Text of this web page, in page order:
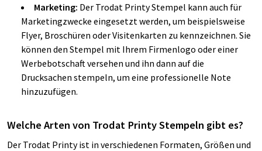
Marketing: Der Trodat Printy Stempel kann auch für
Marketingzwecke eingesetzt werden, um beispielsweise
Flyer, Broschüren oder Visitenkarten zu kennzeichnen. Sie
können den Stempel mit Ihrem Firmenlogo oder einer
Werbebotschaft versehen und ihn dann auf die
Drucksachen stempeln, um eine professionelle Note
hinzuzufügen.
Welche Arten von Trodat Printy Stempeln gibt es?
Der Trodat Printy ist in verschiedenen Formaten, Größen und